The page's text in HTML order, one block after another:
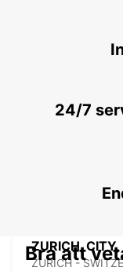
ZURICH
ZURICH -
ZURICH,
ZURICH -
24/7
Bra att